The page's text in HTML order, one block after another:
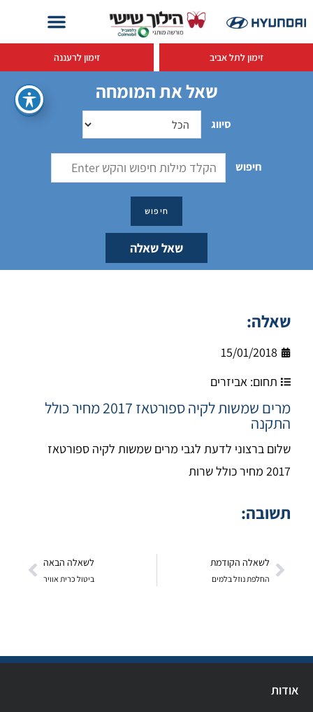
זימון לתל אביב זימון לרעננה
שאל את המומחה
סיווג
חיפוש
שאל שאלה
שאלה:
15/01/2018
תחום: אביזרים
מרים שמשות לקיה ספורטאז 2017 מחיר כולל
התקנה
שלום ברצוני לדעת לגבי מרים שמשות לקיה ספורטאז
2017 מחיר כולל שרות
תשובה:
לשאלה הקודמת
החלפת נוזל בלמים
לשאלה הבאה
ביטול כרית אוויר
אודות